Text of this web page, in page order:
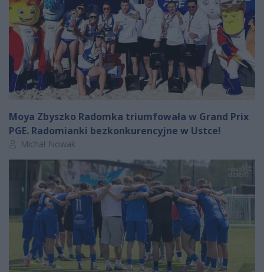
Moya Zbyszko Radomka triumfowała w Grand Prix
PGE. Radomianki bezkonkurencyjne w Ustce!
Autor artykułu:
Michał Nowak